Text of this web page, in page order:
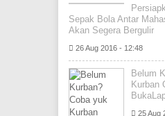
Sepak Bola Antar
Akan Segera Bergulir
26 Aug 2016 - 12:48
Belum
Kurban
25 Aug